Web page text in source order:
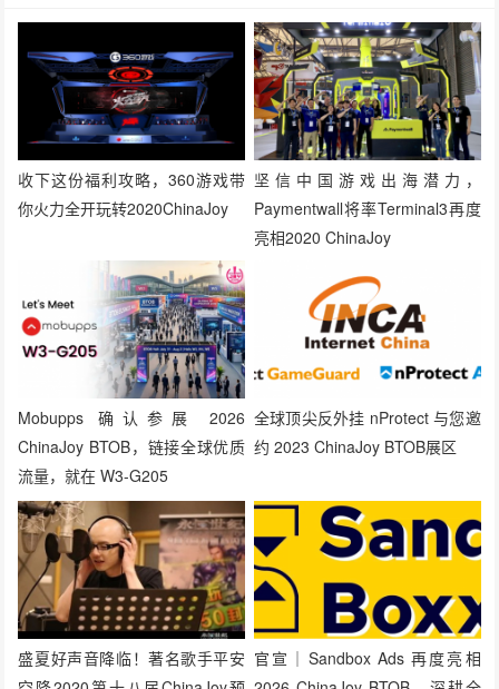
收下这份福利攻略，360游戏带
你火力全开玩转2020ChinaJoy
坚信中国游戏出海潜力，
Paymentwall将率Terminal3再度
亮相2020 ChinaJoy
Mobupps 确认参展 2026
ChinaJoy BTOB，链接全球优质
流量，就在 W3-G205
全球顶尖反外挂 nProtect 与您邀
约 2023 ChinaJoy BTOB展区
盛夏好声音降临！著名歌手平安 官宣｜Sandbox Ads 再度亮相